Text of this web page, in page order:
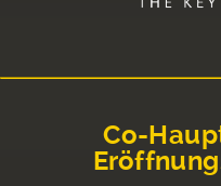
Co-